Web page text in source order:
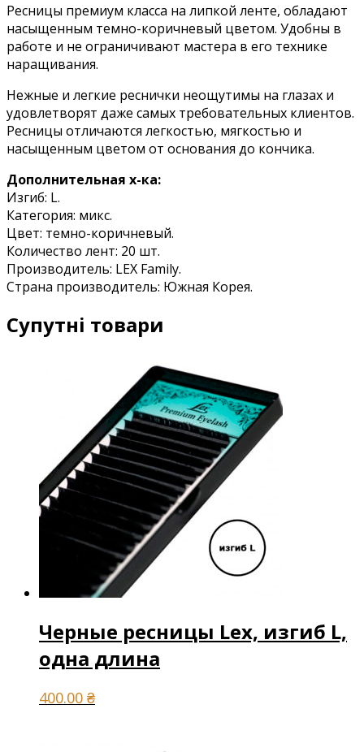
Ресницы премиум класса на липкой ленте, обладают
насыщенным темно-коричневый цветом. Удобны в
работе и не ограничивают мастера в его технике
наращивания.
Нежные и легкие реснички неощутимы на глазах и
удовлетворят даже самых требовательных клиентов.
Ресницы отличаются легкостью, мягкостью и
насыщенным цветом от основания до кончика.
Дополнительная х-ка:
Изгиб: L.
Категория: микс.
Цвет: темно-коричневый.
Количество лент: 20 шт.
Производитель: LEX Family.
Страна производитель: Южная Корея.
Супутні товари
Черные ресницы Lex, изгиб L,
одна длина
400.00 ₴